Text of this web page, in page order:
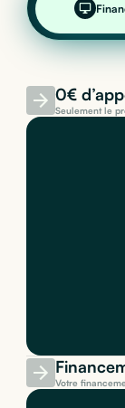
0€
Seulement le
Votre